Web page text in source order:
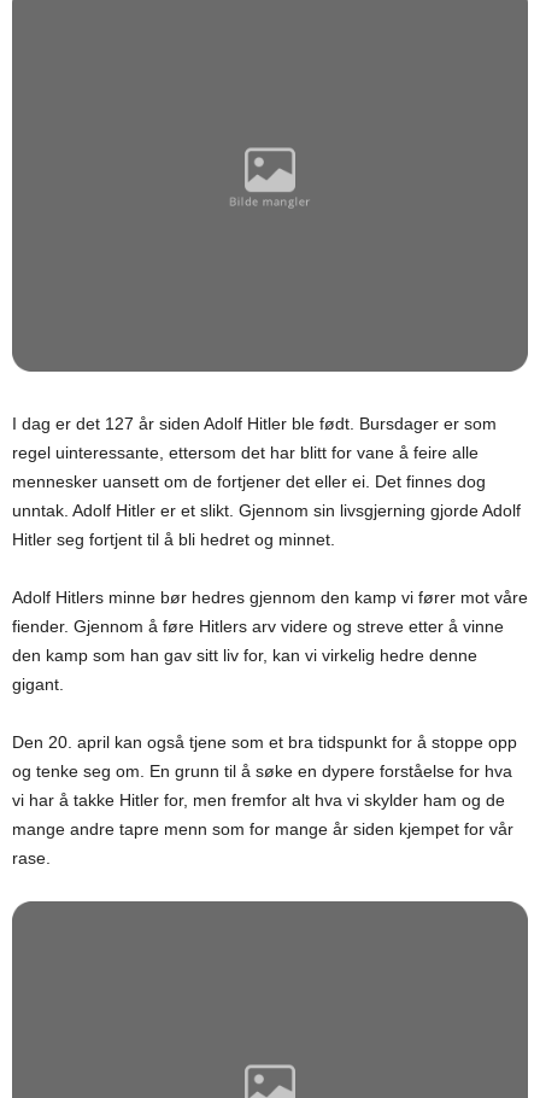
I dag er det 127 år siden Adolf Hitler ble født. Bursdager er som
regel uinteressante, ettersom det har blitt for vane å feire alle
mennesker uansett om de fortjener det eller ei. Det finnes dog
unntak. Adolf Hitler er et slikt. Gjennom sin livsgjerning gjorde Adolf
Hitler seg fortjent til å bli hedret og minnet.
Adolf Hitlers minne bør hedres gjennom den kamp vi fører mot våre
fiender. Gjennom å føre Hitlers arv videre og streve etter å vinne
den kamp som han gav sitt liv for, kan vi virkelig hedre denne
gigant.
Den 20. april kan også tjene som et bra tidspunkt for å stoppe opp
og tenke seg om. En grunn til å søke en dypere forståelse for hva
vi har å takke Hitler for, men fremfor alt hva vi skylder ham og de
mange andre tapre menn som for mange år siden kjempet for vår
rase.